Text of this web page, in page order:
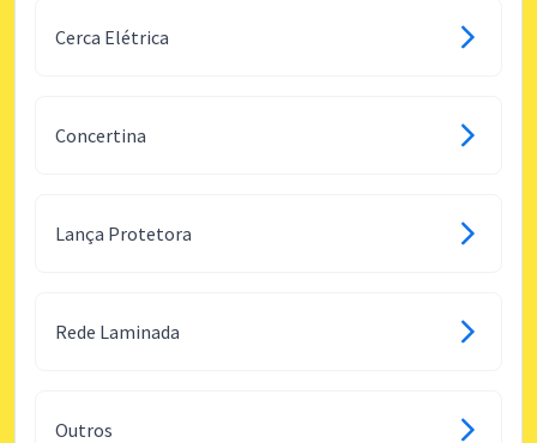
Cerca Elétrica
Concertina
Lança Protetora
Rede Laminada
Outros